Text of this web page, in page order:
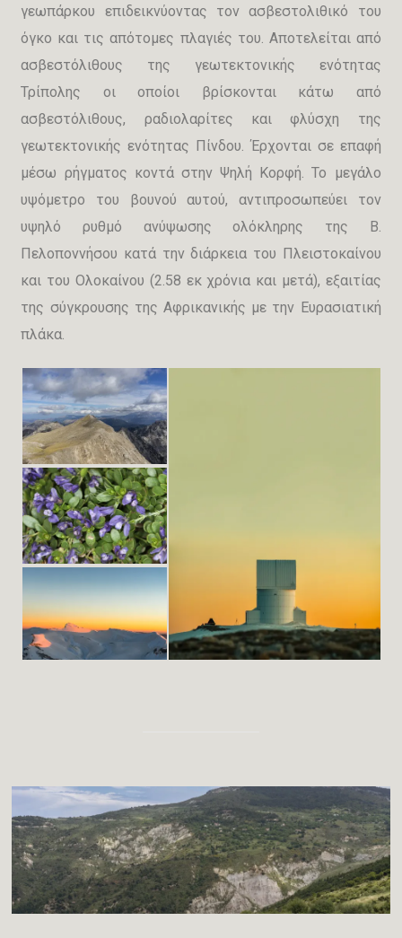
γεωπάρκου επιδεικνύοντας τον ασβεστολιθικό του
όγκο και τις απότομες πλαγιές του. Αποτελείται από
ασβεστόλιθους της γεωτεκτονικής ενότητας
Τρίπολης οι οποίοι βρίσκονται κάτω από
ασβεστόλιθους, ραδιολαρίτες και φλύσχη της
γεωτεκτονικής ενότητας Πίνδου. Έρχονται σε επαφή
μέσω ρήγματος κοντά στην Ψηλή Κορφή. Το μεγάλο
υψόμετρο του βουνού αυτού, αντιπροσωπεύει τον
υψηλό ρυθμό ανύψωσης ολόκληρης της Β.
Πελοποννήσου κατά την διάρκεια του Πλειστοκαίνου
και του Ολοκαίνου (2.58 εκ χρόνια και μετά), εξαιτίας
της σύγκρουσης της Αφρικανικής με την Ευρασιατική
πλάκα.